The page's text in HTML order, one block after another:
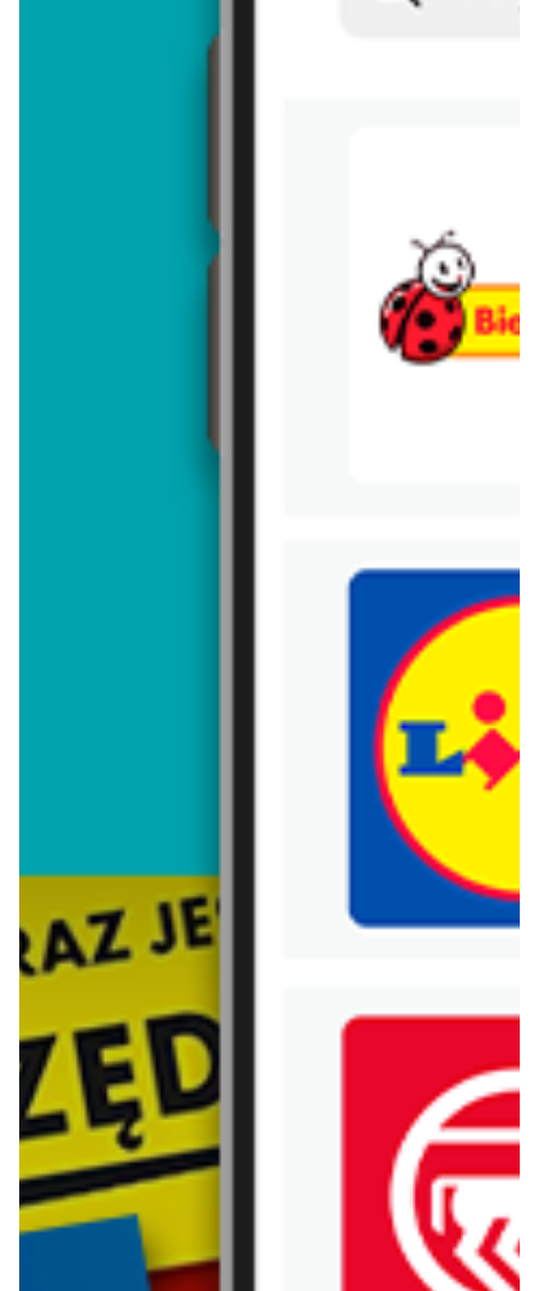
Trafiłeś na nieaktualną gazetkę
Zobacz aktualne gazetki Blix!
od dziś
Aldi
Zawartość dla osób
od dziś
Soplica - odkryj smaki lata w Lidlu
WIĘCEJ GAZETEK ALDI